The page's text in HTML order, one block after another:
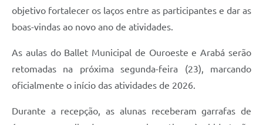
objetivo fortalecer os laços entre as participantes e dar as
boas-vindas ao novo ano de atividades.
As aulas do Ballet Municipal de Ouroeste e Arabá serão
retomadas na próxima segunda-feira (23), marcando
oficialmente o início das atividades de 2026.
Durante a recepção, as alunas receberam garrafas de